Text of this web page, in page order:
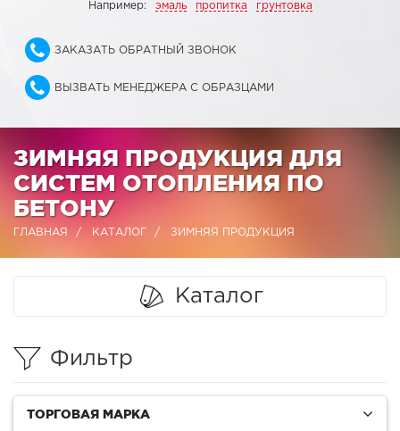
Например: эмаль пропитка грунтовка
ЗАКАЗАТЬ ОБРАТНЫЙ ЗВОНОК
ВЫЗВАТЬ МЕНЕДЖЕРА С ОБРАЗЦАМИ
ЗИМНЯЯ ПРОДУКЦИЯ ДЛЯ
СИСТЕМ ОТОПЛЕНИЯ ПО
БЕТОНУ
ГЛАВНАЯ КАТАЛОГ ЗИМНЯЯ ПРОДУКЦИЯ
Каталог
Фильтр
ТОРГОВАЯ МАРКА